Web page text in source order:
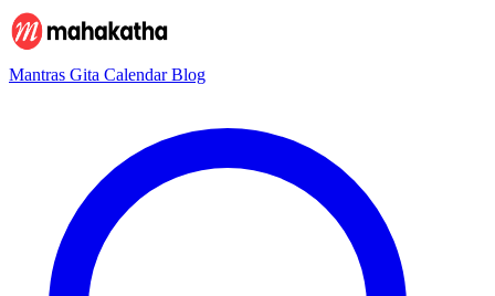
Mantras Gita CalendarBlog